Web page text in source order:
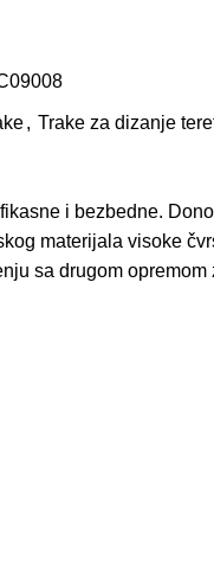
, Trake za dizanje
i bezbedne.
materijala visoke
sa drugom opremom